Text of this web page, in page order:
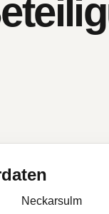
Neckarsulm